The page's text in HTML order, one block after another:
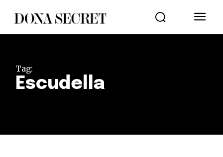
Tag:
Escudella